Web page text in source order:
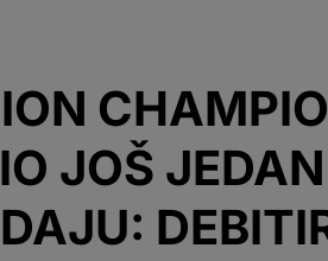
JOŠ